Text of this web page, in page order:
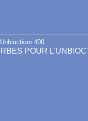
Unbioctium 400